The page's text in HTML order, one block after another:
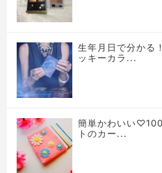
生年月日で分かる
ッキーカラ...
簡単かわいい
トのカー...